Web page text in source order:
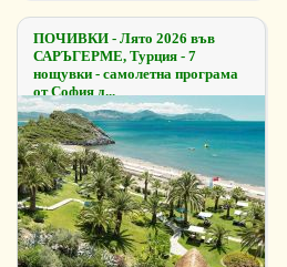
ПОЧИВКИ - Лято 2026 във
САРЪГЕРМЕ, Турция - 7
нощувки - самолетна програма
от София д...